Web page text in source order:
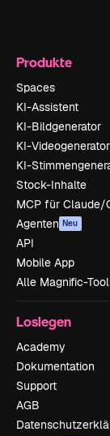
Produkte
Spaces
KI-Assistent
KI-Bildgenerator
KI-Videogenerator
KI-
Stock-Inhalte
MCP für Claude/
Agenten Neu
API
Mobile App
Alle Magnific-
Loslegen
Academy
Dokumentation
Support
AGB